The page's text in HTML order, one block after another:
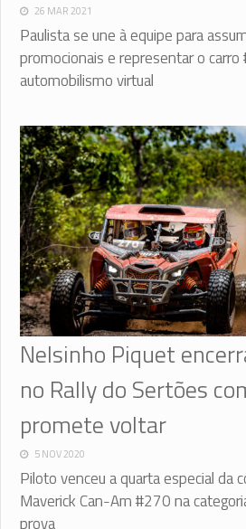
26 MAR 2021
Paulista se une à equipe para
promocionais e representar o
automobilismo virtual
Nelsinho Piquet
no Rally do Sertões
promete voltar
5 NOV 2020
Piloto venceu a quarta especial da
Maverick Can-Am #270 na
prova